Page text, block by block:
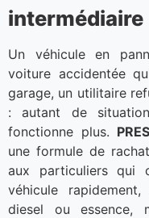
intermédiaire
Un véhicule en
voiture accidentée
garage, un utilitaire
: autant de
fonctionne plus.
une formule de
aux particuliers qui
véhicule
diesel ou essence,